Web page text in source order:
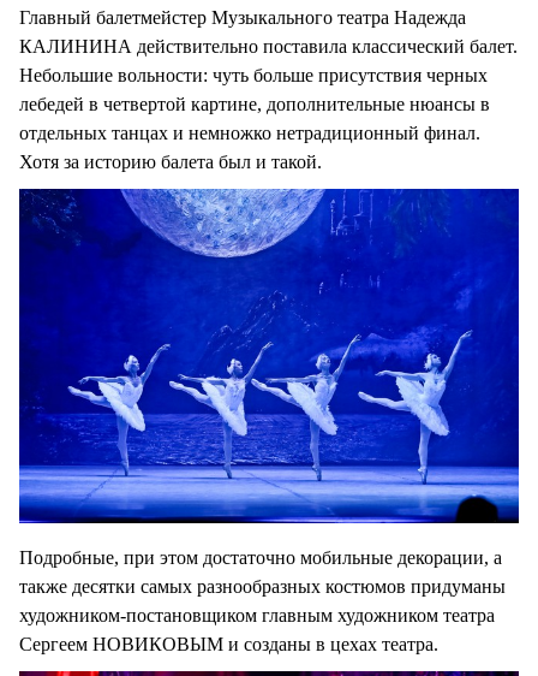
Главный балетмейстер Музыкального театра Надежда
КАЛИНИНА действительно поставила классический балет.
Небольшие вольности: чуть больше присутствия черных
лебедей в четвертой картине, дополнительные нюансы в
отдельных танцах и немножко нетрадиционный финал.
Хотя за историю балета был и такой.
Подробные, при этом достаточно мобильные декорации, а
также десятки самых разнообразных костюмов придуманы
художником-постановщиком главным художником театра
Сергеем НОВИКОВЫМ и созданы в цехах театра.